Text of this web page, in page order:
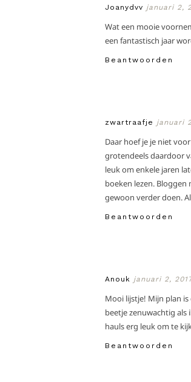
Joanydvv januari 2,
Wat een mooie
een fantastisch jaar
Beantwoorden
zwartraafje januari
Daar hoef je je niet
grotendeels daardoor
leuk om enkele jaren
boeken lezen.
gewoon verder doen.
Beantwoorden
Anouk januari 2,
Mooi lijstje! Mijn plan
beetje zenuwachtig als
hauls erg leuk om te
Beantwoorden